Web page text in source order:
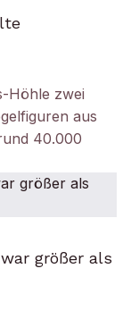
Höhle zwei
aus
40.000
größer als